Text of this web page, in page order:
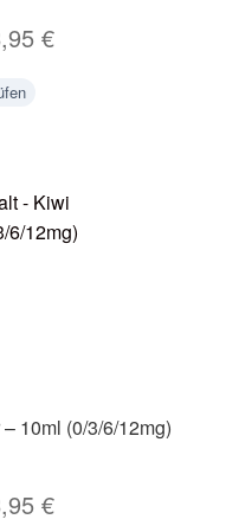
€
10ml (0/3/6/12mg)
€